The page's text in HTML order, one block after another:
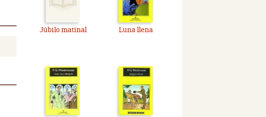
Júbilo matinal Luna llena